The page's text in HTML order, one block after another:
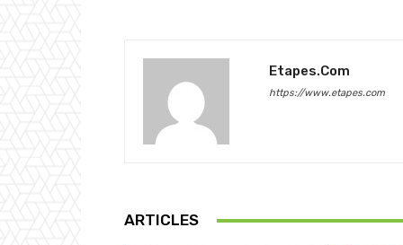
Etapes.com
https://www.etapes.com
ARTICLES